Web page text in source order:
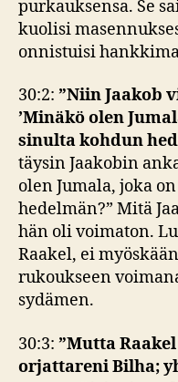
purkauksensa. Se
kuolisi
onnistuisi
30:2: ”Niin Jaakob
’Minäkö olen
sinulta kohdun
täysin Jaakobin
olen Jumala, joka
hedelmän?” Mitä
hän oli voimaton.
Raakel, ei
rukoukseen
sydämen.
30:3: ”Mutta Raakel
orjattareni Bilha;